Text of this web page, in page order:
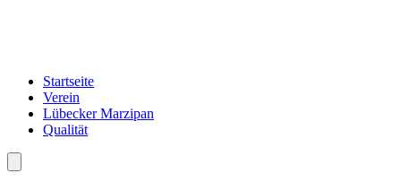
Startseite
Verein
Lübecker Marzipan
Qualität